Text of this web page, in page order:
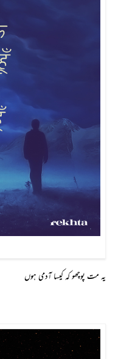
یہ مت پوچھو کہ کیسا آدمی ہوں